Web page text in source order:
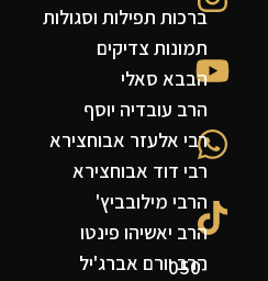
050-
ברכות תפילות וסגולות
תמונות צדיקים
הבבא סאלי
הרב עובדיה יוסף
רבי אלעזר אבוחצירא
רבי דוד אבוחצירא
הרבי מילובביץ'
הרב יאשיהו פינטו
הרב יורם אברג'יל